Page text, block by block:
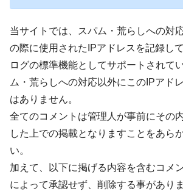
当サイトでは、スパム・荒らしへの対
の際に使用されたIPアドレスを記録し
ログの標準機能としてサポートされて
ム・荒らしへの対応以外にこのIPアド
はありません。
全てのコメントは管理人が事前にその
した上での掲載となりますことをあら
い。
加えて、以下に掲げる内容を含むコメ
によって承認せず、削除する事がありま